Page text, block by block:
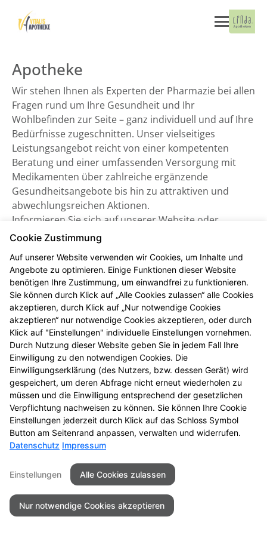
Apotheke
Wir stehen Ihnen als Experten der Pharmazie bei allen
Fragen rund um Ihre Gesundheit und Ihr
Wohlbefinden zur Seite – ganz individuell und auf Ihre
Bedürfnisse zugeschnitten. Unser vielseitiges
Leistungsangebot reicht von einer kompetenten
Beratung und einer umfassenden Versorgung mit
Medikamenten über zahlreiche ergänzende
Gesundheitsangebote bis hin zu attraktiven und
abwechlungsreichen Aktionen.
Informieren Sie sich auf unserer Website oder
besuchen Sie uns direkt vor Ort. Wir freuen uns auf
Kontakt Impressum
Datenschutz
Barrierefreiheit
©2026Vitalis Apotheke - Troisdorf
Cookie Zustimmung
Auf unserer Website verwenden wir Cookies, um Inhalte und
Angebote zu optimieren. Einige Funktionen dieser Website
benötigen Ihre Zustimmung, um einwandfrei zu funktionieren.
Sie können durch Klick auf „Alle Cookies zulassen“ alle Cookies
akzeptieren, durch Klick auf „Nur notwendige Cookies
akzeptieren“ nur notwendige Cookies akzeptieren, oder durch
Klick auf "Einstellungen" individuelle Einstellungen vornehmen.
Durch Nutzung dieser Website geben Sie in jedem Fall Ihre
Einwilligung zu den notwendigen Cookies. Die
Einwilligungserklärung (des Nutzers, bzw. dessen Gerät) wird
gespeichert, um deren Abfrage nicht erneut wiederholen zu
müssen und die Einwilligung entsprechend der gesetzlichen
Verpflichtung nachweisen zu können. Sie können Ihre Cookie
Einstellungen jederzeit durch Klick auf das Schloss Symbol
Button am Seitenrand anpassen, verwalten und widerrufen.
Datenschutz Impressum
Einstellungen Alle Cookies zulassen
Nur notwendige Cookies akzeptieren